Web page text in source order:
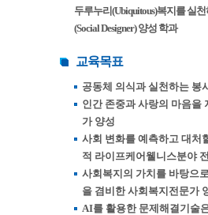
두루누리(Ubiquitous)복지를 실
(Social Designer) 양성 학과
교육목표
공동체 의식과 실천하는 봉
인간 존중과 사랑의 마음을
가 양성
사회 변화를 예측하고 대처
적 라이프케어웰니스분야
사회복지의 가치를 바탕으
을 겸비한 사회복지전문가
AI를 활용한 문제해결기술